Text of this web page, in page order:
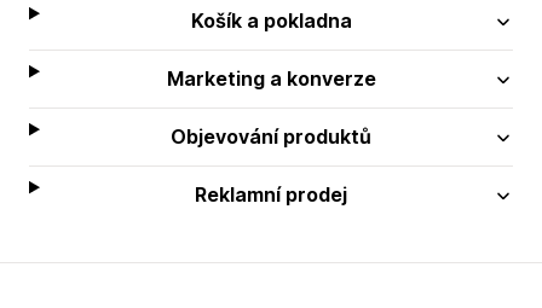
Košík a pokladna
Marketing a konverze
Objevování produktů
Reklamní prodej